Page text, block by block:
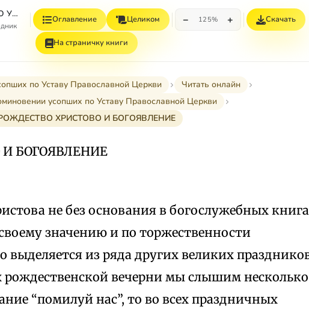
О ПОМИНОВЕНИИ УСОПШИХ ПО УСТАВУ ПРАВОСЛАВНОЙ ЦЕРКВИ Оглавление Целиком − 125% + Скачать
На страничку книги
по Уставу Православной Церкви
Читать онлайн
усопших по Уставу Православной Церкви
ХРИСТОВО И БОГОЯВЛЕНИЕ
БОГОЯВЛЕНИЕ
не без основания в богослужебных
значению и по торжественности
выделяется из ряда других великих
рождественской вечерни мы слышим несколько
“помилуй нас”, то во всех праздничных